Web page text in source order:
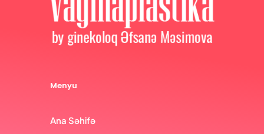
Menyu
Ana Səhifə